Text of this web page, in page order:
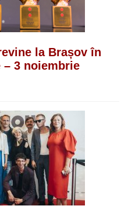
la Brașov în
– 3 noiembrie